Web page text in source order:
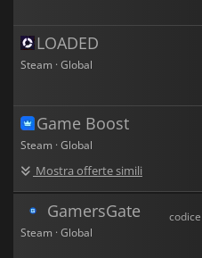
LOADED
Steam · Global
Game Boost
Steam · Global
Mostra offerte simili
GamersGate
Steam · Global